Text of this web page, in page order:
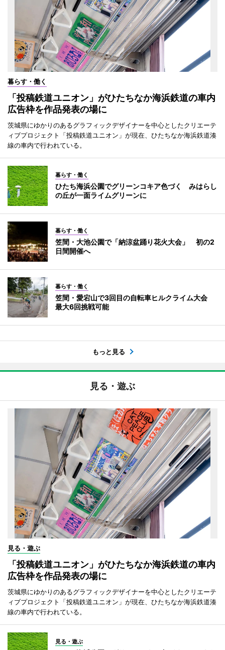
暮らす・働く
「投稿鉄道ユニオン」がひたちなか海浜鉄道の車内
広告枠を作品発表の場に
茨城県にゆかりのあるグラフィックデザイナーを中心としたクリエーテ
ィブプロジェクト「投稿鉄道ユニオン」が現在、ひたちなか海浜鉄道湊
線の車内で行われている。
暮らす・働く
ひたち海浜公園でグリーンコキア色づく みはらし
の丘が一面ライムグリーンに
暮らす・働く
笠間・大池公園で「納涼盆踊り花火大会」 初の2
日間開催へ
暮らす・働く
笠間・愛宕山で3回目の自転車ヒルクライム大会
最大6回挑戦可能
もっと見る
見る・遊ぶ
見る・遊ぶ
「投稿鉄道ユニオン」がひたちなか海浜鉄道の車内
広告枠を作品発表の場に
茨城県にゆかりのあるグラフィックデザイナーを中心としたクリエーテ
ィブプロジェクト「投稿鉄道ユニオン」が現在、ひたちなか海浜鉄道湊
線の車内で行われている。
見る・遊ぶ